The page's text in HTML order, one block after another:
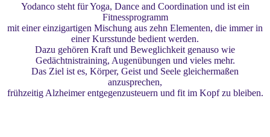
Yodanco steht für Yoga, Dance and Coordination und ist ein
Fitnessprogramm
mit einer einzigartigen Mischung aus zehn Elementen, die immer in
einer Kursstunde bedient werden.
Dazu gehören Kraft und Beweglichkeit genauso wie
Gedächtnistraining, Augenübungen und vieles mehr.
Das Ziel ist es, Körper, Geist und Seele gleichermaßen
anzusprechen,
frühzeitig Alzheimer entgegenzusteuern und fit im Kopf zu bleiben.